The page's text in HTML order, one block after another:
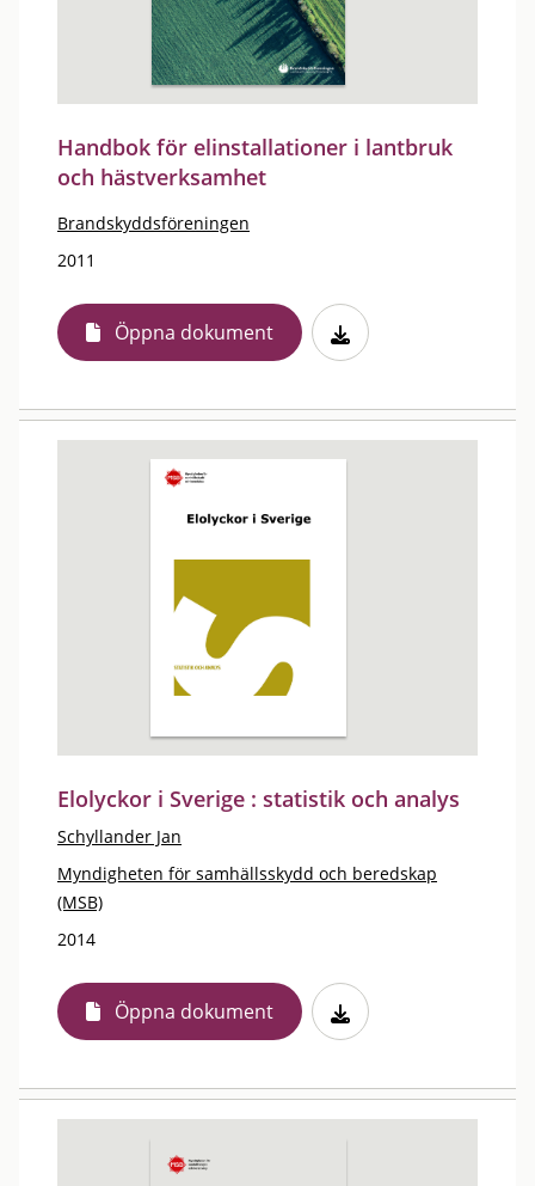
Handbok för elinstallationer i lantbruk
och hästverksamhet
Brandskyddsföreningen
2011
Öppna dokument
Elolyckor i Sverige : statistik och analys
Schyllander Jan
Myndigheten för samhällsskydd och beredskap
(MSB)
2014
Öppna dokument